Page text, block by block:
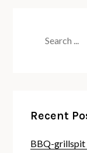
Recent
BBQ-grillspit